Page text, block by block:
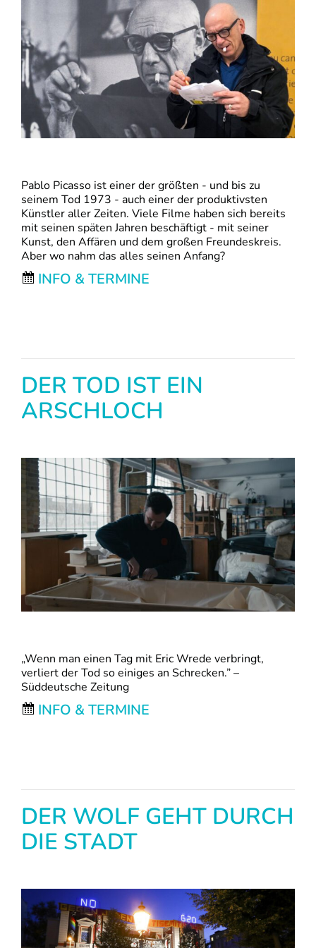
Pablo Picasso ist einer der größten - und bis zu
seinem Tod 1973 - auch einer der produktivsten
Künstler aller Zeiten. Viele Filme haben sich bereits
mit seinen späten Jahren beschäftigt - mit seiner
Kunst, den Affären und dem großen Freundeskreis.
Aber wo nahm das alles seinen Anfang?
INFO & TERMINE
DER TOD IST EIN
ARSCHLOCH
„Wenn man einen Tag mit Eric Wrede verbringt,
verliert der Tod so einiges an Schrecken.” –
Süddeutsche Zeitung
INFO & TERMINE
DER WOLF GEHT DURCH
DIE STADT